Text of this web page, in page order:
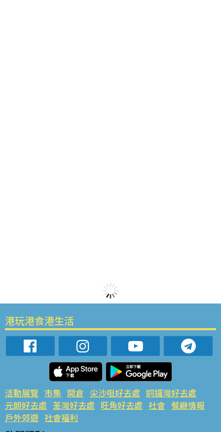
港玩港食港生活
活動展覽 市集 開倉 尖沙咀好去處 銅鑼灣好去處
元朗好去處 荃灣好去處 旺角好去處 社會 餐廳情報
戶外郊遊 社會福利